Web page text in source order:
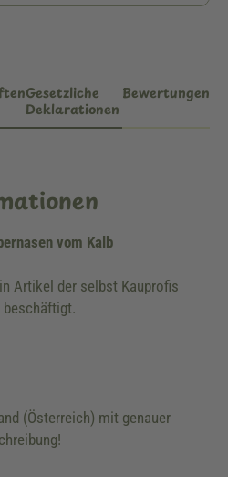
Gesetzliche
Deklarationen
Bewertungen
vom Kalb
Artikel der selbst Kauprofis
beschäftigt.
(Österreich) mit genauer